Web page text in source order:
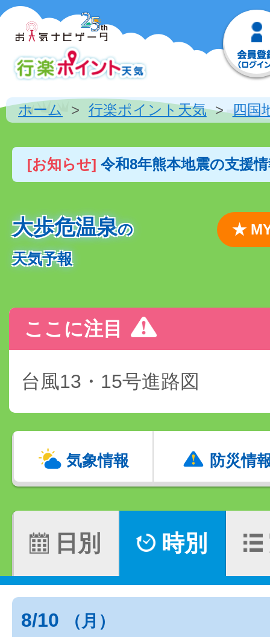
ホーム 行楽ポイント天気 四国
[お知らせ] 令和8年熊本地震の支援
大歩危温泉の
天気予報
★
ここに注目
台風13・15号進路図
気象情報 防災情
日別 時別
8/10 （月）